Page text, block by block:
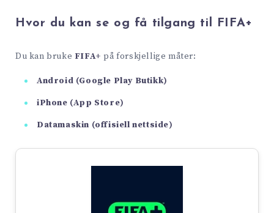
Hvor du kan se og få tilgang til FIFA+
Du kan bruke FIFA+ på forskjellige måter:
Android (Google Play Butikk)
iPhone (App Store)
Datamaskin (offisiell nettside)